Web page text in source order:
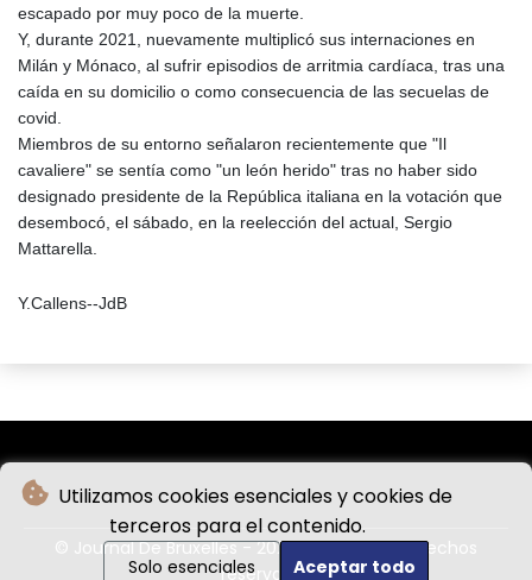
Utilizamos cookies esenciales y cookies de
terceros para el contenido.
Solo esenciales Aceptar todo
escapado por muy poco de la muerte.
Y, durante 2021, nuevamente multiplicó sus internaciones en
Milán y Mónaco, al sufrir episodios de arritmia cardíaca, tras una
caída en su domicilio o como consecuencia de las secuelas de
covid.
Miembros de su entorno señalaron recientemente que "Il
cavaliere" se sentía como "un león herido" tras no haber sido
designado presidente de la República italiana en la votación que
desembocó, el sábado, en la reelección del actual, Sergio
Mattarella.
Y.Callens--JdB
© Journal De Bruxelles - 2026 - Todos los derechos
reservados